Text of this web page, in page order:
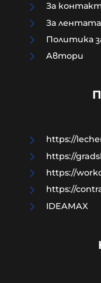
Убийците
златни
За
За лентата
Политика
Aвтори
https://
https://
https://
https://
IDEAMAX